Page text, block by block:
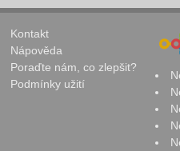
Kontakt
Nápověda
Poraďte nám, co zlepšit?
Podmínky užití